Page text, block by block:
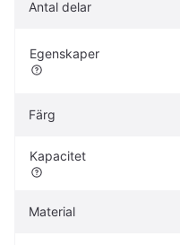
Antal delar
Egenskaper
Färg
Kapacitet
Material